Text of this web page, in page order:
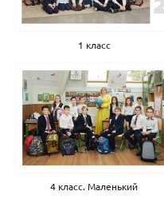
1 класс
4 класс. Маленький